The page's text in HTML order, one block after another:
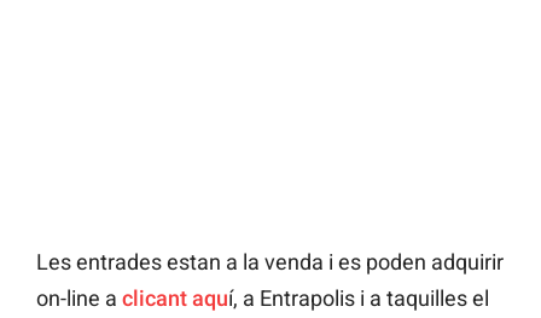
Les entrades estan a la venda i es poden adquirir
on-line a clicant aquí, a Entrapolis i a taquilles el